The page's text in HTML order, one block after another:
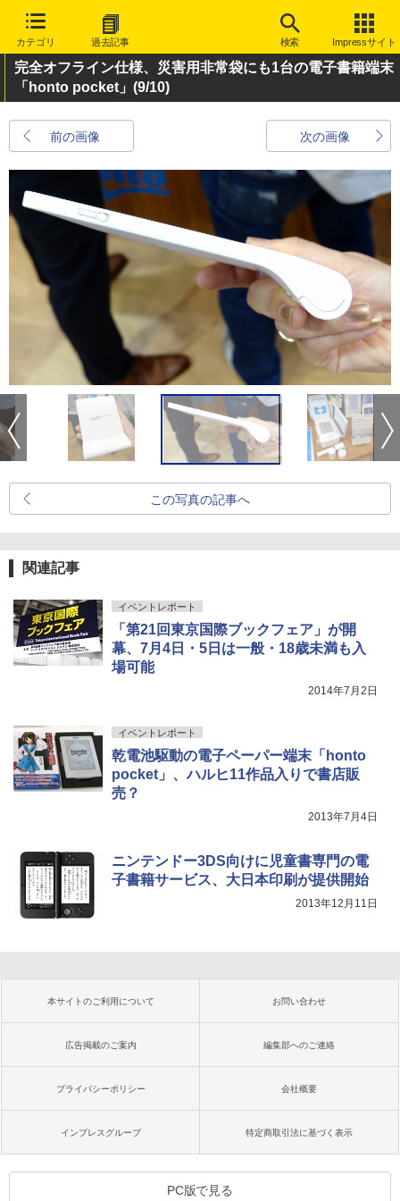
カテゴリ 過去記事 検索 Impressサイト
完全オフライン仕様、災害用非常袋にも1台の電子書籍端末
「honto pocket」 (9/10)
前の画像 次の画像
この写真の記事へ
関連記事
イベントレポート
「第21回東京国際ブックフェア」が開
幕、7月4日・5日は一般・18歳未満も入
場可能
2014年7月2日
イベントレポート
乾電池駆動の電子ペーパー端末「honto
pocket」、ハルヒ11作品入りで書店販
売？
2013年7月4日
ニンテンドー3DS向けに児童書専門の電
子書籍サービス、大日本印刷が提供開始
2013年12月11日
本サイトのご利用について お問い合わせ
広告掲載のご案内 編集部へのご連絡
プライバシーポリシー 会社概要
インプレスグループ 特定商取引法に基づく表示
PC版で見る